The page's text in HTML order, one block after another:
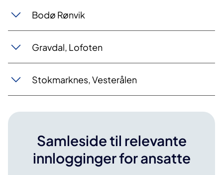
Bodø R​ønvik
Gravdal, Lof​oten
Stokmarknes, Vester​ålen
Samleside til relevante
innlogginger for ansatte